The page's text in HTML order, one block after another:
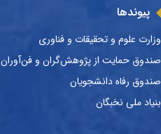
پیوندها
وزارت علوم و تحقیقات و فناوری
صندوق حمایت از پژوهش‌گران و فن‌آوران
صندوق رفاه دانشجویان
بنیاد ملی نخبگان